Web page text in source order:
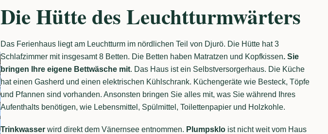
Die Hütte des Leuchtturmwärters
Das Ferienhaus liegt am Leuchtturm im nördlichen Teil von Djurö. Die Hütte hat 3
Schlafzimmer mit insgesamt 8 Betten. Die Betten haben Matratzen und Kopfkissen. Sie
bringen Ihre eigene Bettwäsche mit. Das Haus ist ein Selbstversorgerhaus. Die Küche
hat einen Gasherd und einen elektrischen Kühlschrank. Küchengeräte wie Besteck, Töpfe
und Pfannen sind vorhanden. Ansonsten bringen Sie alles mit, was Sie während Ihres
Aufenthalts benötigen, wie Lebensmittel, Spülmittel, Toilettenpapier und Holzkohle.
Trinkwasser wird direkt dem Vänernsee entnommen. Plumpsklo ist nicht weit vom Haus